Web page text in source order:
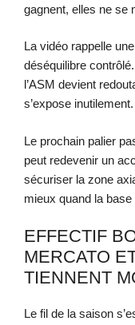
gagnent, elles ne se
La vidéo rappelle
déséquilibre
l’ASM devient
s’expose inutilement.
Le prochain palier
peut redevenir un
sécuriser la zone
mieux quand la
EFFECTIF
MERCATO
TIENNENT
Le fil de la saison